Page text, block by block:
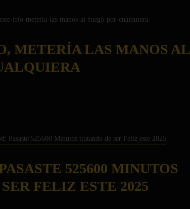
METERÍA LAS MANOS AL
525600 MINUTOS
FELIZ ESTE 2025